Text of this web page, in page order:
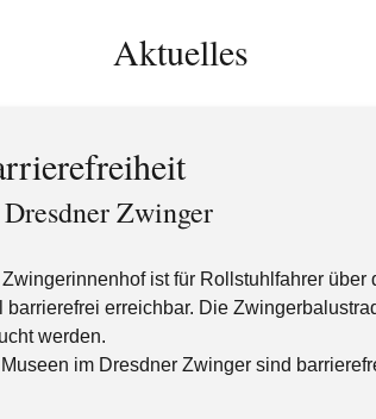
Aktuelles
Zwinger
Zwingerinnenhof ist für Rollstuhlfahrer
barrierefrei erreichbar. Die
werden.
im Dresdner Zwinger sind